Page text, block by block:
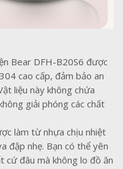
Bear DFH-B20S6 được
cao cấp, đảm bảo an
liệu này không chứa
giải phóng các chất
làm từ nhựa chịu nhiệt
đập nhẹ. Bạn có thể yên
cứ đâu mà không lo đồ ăn